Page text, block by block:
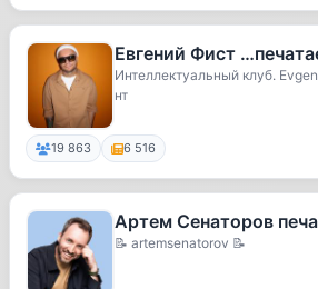
Евгений Фист
Интеллектуальный клуб.
нт
19 863 6 516
Артем Сенаторов
📝 artemsenatorov 📝